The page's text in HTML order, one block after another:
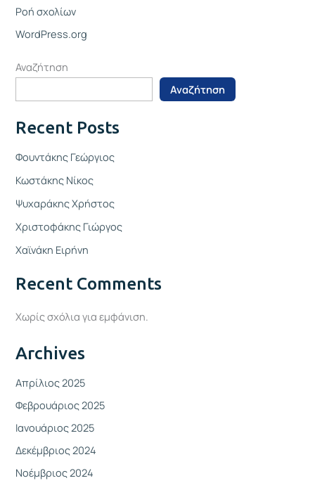
Ροή σχολίων
WordPress.org
Αναζήτηση
Αναζήτηση
Recent Posts
Φουντάκης Γεώργιος
Κωστάκης Νίκος
Ψυχαράκης Χρήστος
Χριστοφάκης Γιώργος
Χαϊνάκη Ειρήνη
Recent Comments
Χωρίς σχόλια για εμφάνιση.
Archives
Απρίλιος 2025
Φεβρουάριος 2025
Ιανουάριος 2025
Δεκέμβριος 2024
Νοέμβριος 2024